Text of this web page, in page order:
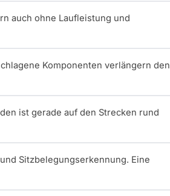
auch ohne Laufleistung und
Komponenten verlängern den
ist gerade auf den Strecken rund
Sitzbelegungserkennung. Eine